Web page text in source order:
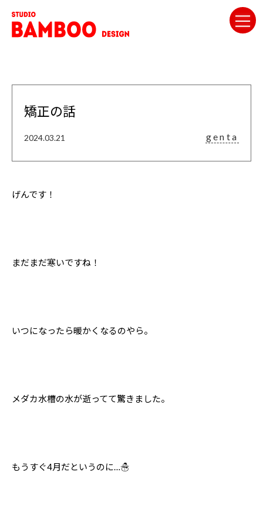
矯正の話
2024.03.21 genta
げんです！
まだまだ寒いですね！
いつになったら暖かくなるのやら。
メダカ水槽の水が逝ってて驚きました。
もうすぐ4月だというのに…☃️